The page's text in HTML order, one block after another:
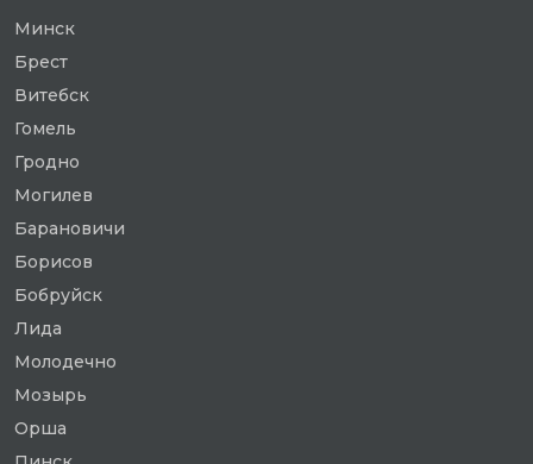
Минск
Брест
Витебск
Гомель
Гродно
Могилев
Барановичи
Борисов
Бобруйск
Лида
Молодечно
Мозырь
Орша